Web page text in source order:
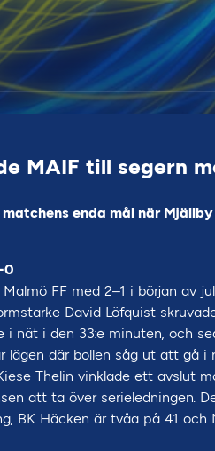
MAIF till segern
enda mål när
FF med 2–1 i början av
David Löfquist
i nät i den 33:e minuten, och
lägen där bollen såg ut att gå
Thelin vinklade ett avslut
att ta över serieledningen.
BK Häcken är tvåa på 41